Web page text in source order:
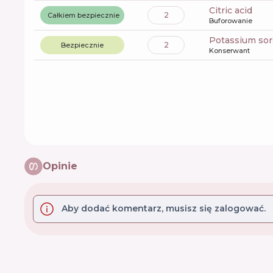
Całkiem bezpiecznie 2 citric acid
Buforowanie
Bezpiecznie 2 potassium
Konserwant
Opinie
Aby dodać komentarz, musisz się zalogować.